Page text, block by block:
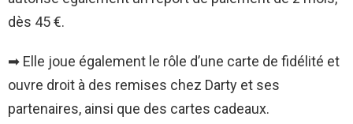
dès 45 €.
➡ Elle joue également le rôle d’une carte de fidélité et
ouvre droit à des remises chez Darty et ses
partenaires, ainsi que des cartes cadeaux.